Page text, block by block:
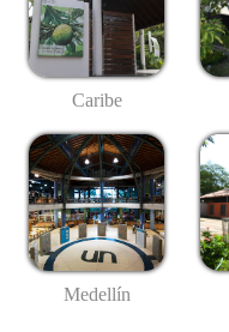
Caribe
Medellín